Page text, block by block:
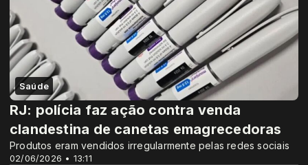
Saúde
02/06/2026 • 13:11
RJ: polícia faz ação contra venda
clandestina de canetas emagrecedoras
Produtos eram vendidos irregularmente pelas redes sociais